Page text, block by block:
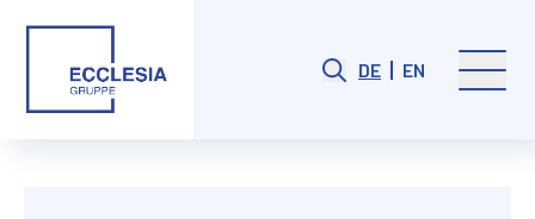
DE EN